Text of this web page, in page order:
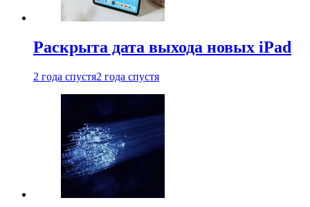
Раскрыта дата выхода новых iPad
2 года спустя2 года спустя